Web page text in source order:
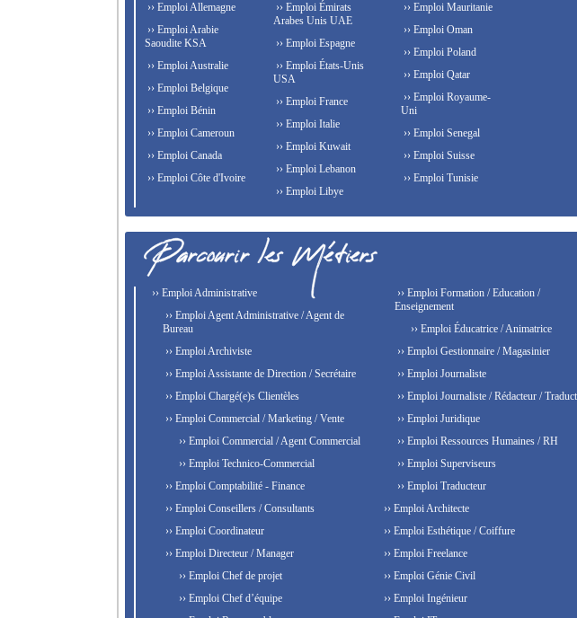
›› Emploi Allemagne
›› Emploi Arabie
Saoudite KSA
›› Emploi Australie
›› Emploi Belgique
›› Emploi Bénin
›› Emploi Cameroun
›› Emploi Canada
›› Emploi Côte d'Ivoire
›› Emploi Émirats
Arabes Unis UAE
›› Emploi Espagne
›› Emploi États-Unis
USA
›› Emploi France
›› Emploi Italie
›› Emploi Kuwait
›› Emploi Lebanon
›› Emploi Libye
›› Emploi Mauritanie
›› Emploi Oman
›› Emploi Poland
›› Emploi Qatar
›› Emploi Royaume-
Uni
›› Emploi Senegal
›› Emploi Suisse
›› Emploi Tunisie
›› Emploi Administrative
›› Emploi Agent Administrative / Agent de
Bureau
›› Emploi Archiviste
›› Emploi Assistante de Direction / Secrétaire
›› Emploi Chargé(e)s Clientèles
›› Emploi Commercial / Marketing / Vente
›› Emploi Commercial / Agent Commercial
›› Emploi Technico-Commercial
›› Emploi Comptabilité - Finance
›› Emploi Conseillers / Consultants
›› Emploi Coordinateur
›› Emploi Directeur / Manager
›› Emploi Chef de projet
›› Emploi Chef d’équipe
›› Emploi Formation / Education /
Enseignement
›› Emploi Éducatrice / Animatrice
›› Emploi Gestionnaire / Magasinier
›› Emploi Journaliste
›› Emploi Journaliste / Rédacteur /
›› Emploi Juridique
›› Emploi Ressources Humaines / RH
›› Emploi Superviseurs
›› Emploi Traducteur
›› Emploi Architecte
›› Emploi Esthétique / Coiffure
›› Emploi Freelance
›› Emploi Génie Civil
›› Emploi Ingénieur